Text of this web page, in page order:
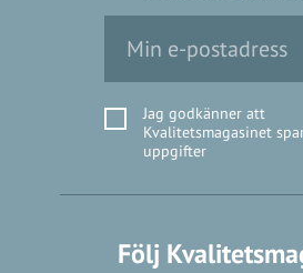
Jag godkänner att
Kvalitetsmagasinet
uppgifter
Följ